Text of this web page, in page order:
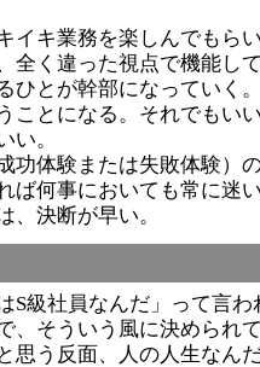
イキ業務を楽しんでもら
全く違った視点で機能し
ひとが幹部になっていく
ことになる。それでもい
い。
功体験または失敗体験）
ば何事においても常に迷
、決断が早い。
S級社員なんだ」って言わ
、そういう風に決められ
思う反面、人の人生なん